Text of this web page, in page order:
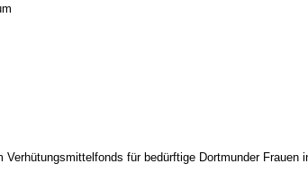
für bedürftige Dortmunder Frauen